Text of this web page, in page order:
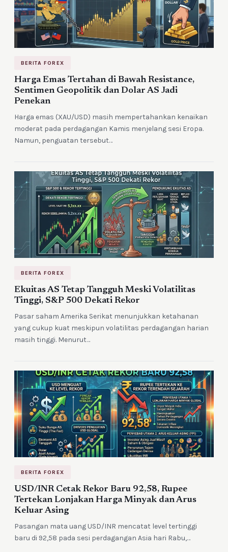
BERITA FOREX
Harga Emas Tertahan di Bawah Resistance,
Sentimen Geopolitik dan Dolar AS Jadi
Penekan
Harga emas (XAU/USD) masih mempertahankan kenaikan
moderat pada perdagangan Kamis menjelang sesi Eropa.
Namun, penguatan tersebut…
BERITA FOREX
Ekuitas AS Tetap Tangguh Meski Volatilitas
Tinggi, S&P 500 Dekati Rekor
Pasar saham Amerika Serikat menunjukkan ketahanan
yang cukup kuat meskipun volatilitas perdagangan harian
masih tinggi. Menurut…
BERITA FOREX
USD/INR Cetak Rekor Baru 92,58, Rupee
Tertekan Lonjakan Harga Minyak dan Arus
Keluar Asing
Pasangan mata uang USD/INR mencatat level tertinggi
baru di 92,58 pada sesi perdagangan Asia hari Rabu,…